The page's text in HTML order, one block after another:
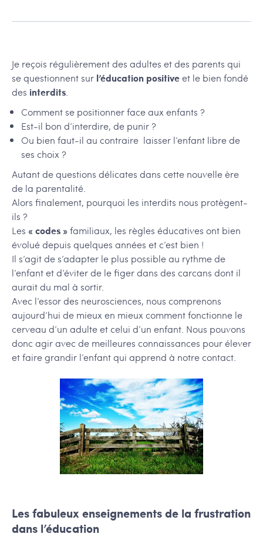
Je reçois régulièrement des adultes et des parents qui
se questionnent sur l’éducation positiveet le bien fondé
des interdits.
Comment se positionner face aux enfants ?
Est-il bon d’interdire, de punir ?
Ou bien faut-il au contraire laisser l’enfant libre de
ses choix ?
Autant de questions délicates dans cette nouvelle ère
de la parentalité.
Alors finalement, pourquoi les interdits nous protègent-
ils ?
Les « codes »familiaux, les règles éducatives ont bien
évolué depuis quelques années et c’est bien !
Il s’agit de s’adapter le plus possible au rythme de
l’enfant et d’éviter de le figer dans des carcans dont il
aurait du mal à sortir.
Avec l’essor des neurosciences, nous comprenons
aujourd’hui de mieux en mieux comment fonctionne le
cerveau d’un adulte et celui d’un enfant. Nous pouvons
donc agir avec de meilleures connaissances pour élever
et faire grandir l’enfant qui apprend à notre contact.
Les fabuleux enseignements de la frustration
dans l’éducation